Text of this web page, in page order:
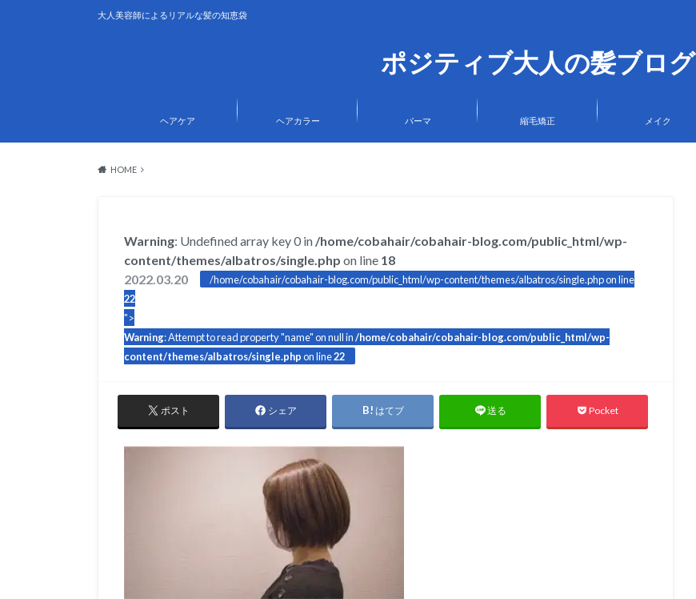
ポジティブ大人の髪ブログ
大人美容師によるリアルな髪の知恵袋
ヘアケア ヘアカラー パーマ 縮毛矯正 メイク
HOME
Warning: Undefined array key 0 in /home/cobahair/cobahair-blog.com/public_html/wp-
content/themes/albatros/single.php on line 18
2022.03.20
/home/cobahair/cobahair-blog.com/public_html/wp-content/themes/albatros/single.php on line
22
">
Warning: Attempt to read property "name" on null in/home/cobahair/cobahair-blog.com/public_html/wp-
content/themes/albatros/single.phpon line22
ポスト シェア はてブ 送る Pocket